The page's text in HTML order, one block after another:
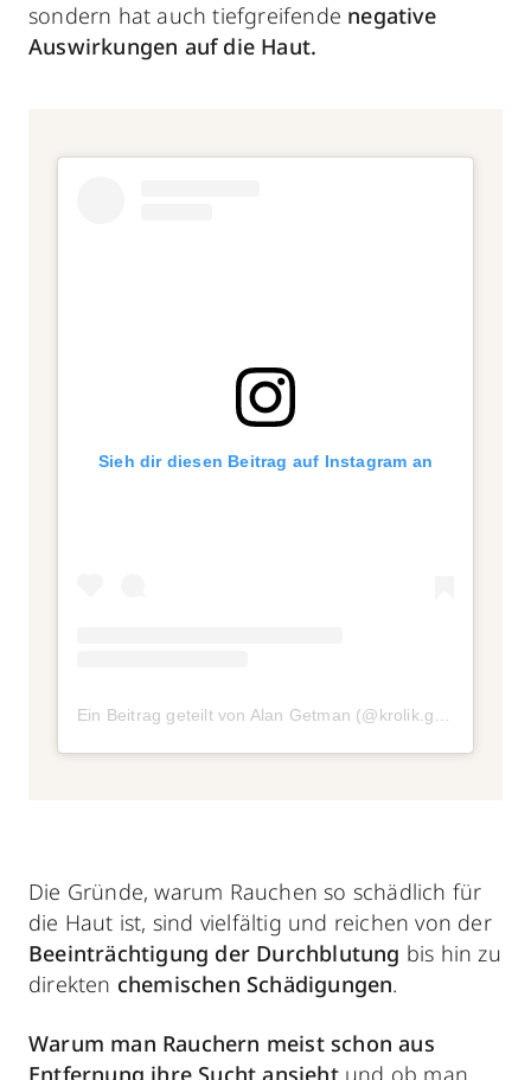
sondern hat auch tiefgreifende negative
Auswirkungen auf die Haut.
Sieh dir diesen Beitrag auf Instagram an
Die Gründe, warum Rauchen so schädlich für
die Haut ist, sind vielfältig und reichen von der
Beeinträchtigung der Durchblutung bis hin zu
direkten chemischen Schädigungen.
Warum man Rauchern meist schon aus
Entfernung ihre Sucht ansiehtund ob man